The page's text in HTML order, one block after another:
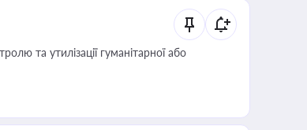
та утилізації гуманітарної або